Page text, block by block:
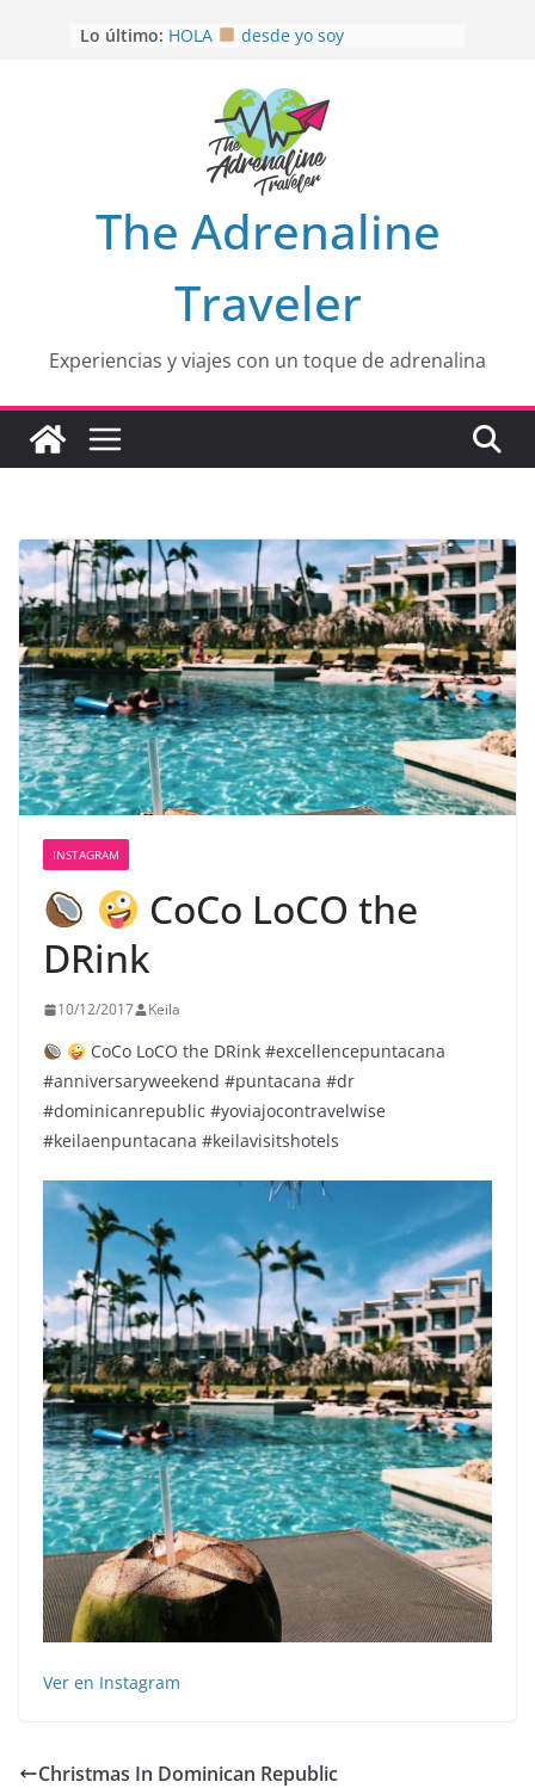
Lo último: HOLA
desde yo soy
EL SENDERO DEL CACAO: Excelente
opción
HOSPEDAJE AL NATURALSHH !!
OTRA PERSPECTIVA de RÍO EL
MULITO!
The Adrenaline
Traveler
Experiencias y viajes con un toque de adrenalina
INSTAGRAM
CoCo LoCO the
DRink
10/12/2017 Keila
CoCo LoCO the DRink #excellencepuntacana
#anniversaryweekend #puntacana #dr
#dominicanrepublic #yoviajocontravelwise
#keilaenpuntacana #keilavisitshotels
Ver en Instagram
Christmas In Dominican Republic ️️️️